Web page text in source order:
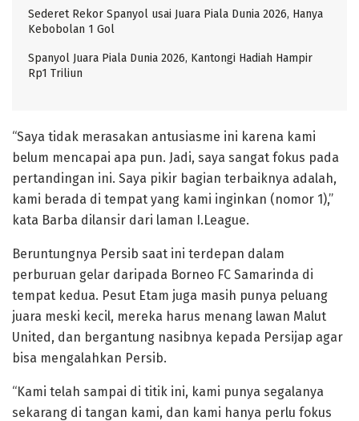
Sederet Rekor Spanyol usai Juara Piala Dunia 2026, Hanya
Kebobolan 1 Gol
Spanyol Juara Piala Dunia 2026, Kantongi Hadiah Hampir
Rp1 Triliun
“Saya tidak merasakan antusiasme ini karena kami
belum mencapai apa pun. Jadi, saya sangat fokus pada
pertandingan ini. Saya pikir bagian terbaiknya adalah,
kami berada di tempat yang kami inginkan (nomor 1),”
kata Barba dilansir dari laman I.League.
Beruntungnya Persib saat ini terdepan dalam
perburuan gelar daripada Borneo FC Samarinda di
tempat kedua. Pesut Etam juga masih punya peluang
juara meski kecil, mereka harus menang lawan Malut
United, dan bergantung nasibnya kepada Persijap agar
bisa mengalahkan Persib.
“Kami telah sampai di titik ini, kami punya segalanya
sekarang di tangan kami, dan kami hanya perlu fokus